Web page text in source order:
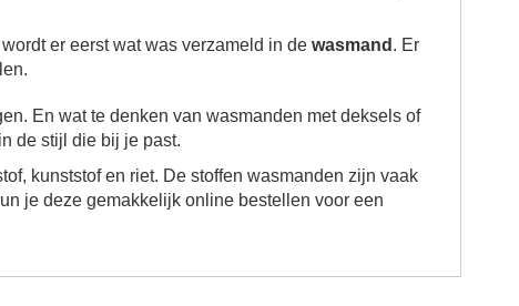
er eerst wat was verzameld in de wasmand . Er
En wat te denken van wasmanden met deksels of
de stijl die bij je past.
kunststof en riet. De stoffen wasmanden zijn vaak
je deze gemakkelijk online bestellen voor een